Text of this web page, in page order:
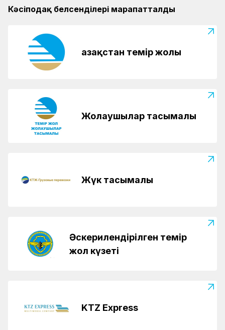
Кәсіподақ белсенділері марапатталды
Қазақстан темір жолы
Жолаушылар тасымалы
Жүк тасымалы
Әскерилендірілген темір
жол күзеті
KTZ Express